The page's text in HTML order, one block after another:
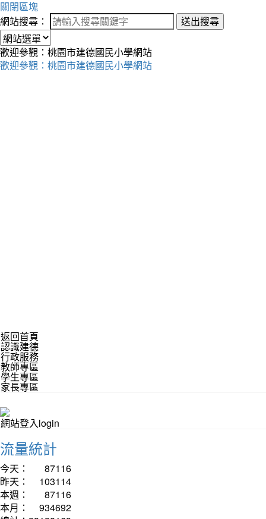
關閉區塊
網站搜尋：
送出搜尋
歡迎參觀：桃園市建德國民小學網站
歡迎參觀：桃園市建德國民小學網站
返回首頁
認識建德
行政服務
教師專區
學生專區
家長專區
網站登入login
流量統計
今天：
87116
昨天：
103114
本週：
87116
本月：
934692